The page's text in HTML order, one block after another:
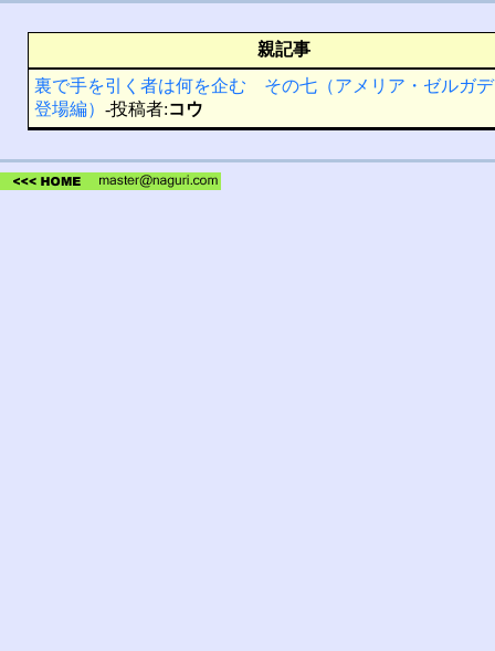
親記事
裏で手を引く者は何を企む その七（アメリア・ゼルガ
登場編） -投稿者:コウ